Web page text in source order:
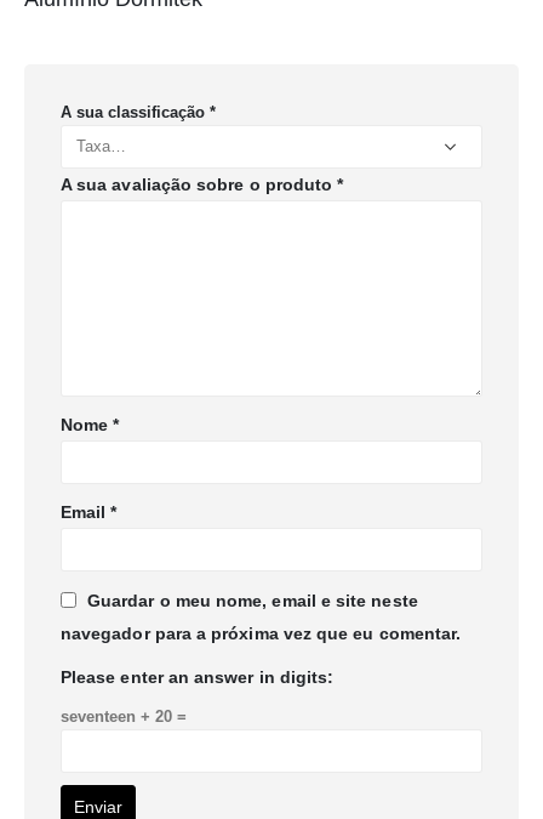
A sua classificação *
A sua avaliação sobre o produto*
Nome*
Email*
Guardar o meu nome, email e site neste
navegador para a próxima vez que eu comentar.
Please enter an answer in digits:
seventeen + 20 =